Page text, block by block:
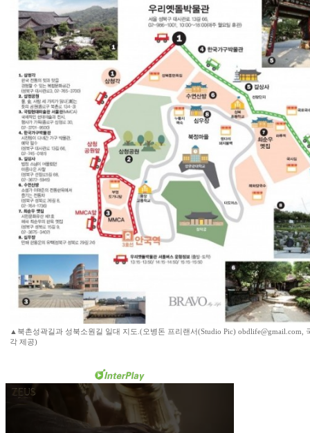
▲북촌성곽길과 성북소원길 일대 지도.(오병돈 프리랜서(Studio Pic) obdlife@gmail.com,
각 제공)